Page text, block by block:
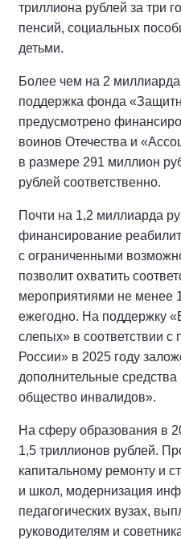
триллиона рублей за три
пенсий, социальных
детьми.
Более чем на 2
поддержка фонда
предусмотрено
воинов Отечества и
в размере 291 миллион
рублей соответственно.
Почти на 1,2 миллиарда
финансирование
с ограниченными
позволит охватить
мероприятиями не менее
ежегодно. На поддержку
слепых» в соответствии
России» в 2025 году
дополнительные
общество инвалидов».
На сферу образования в
1,5 триллионов рублей.
капитальному ремонту и
и школ, модернизация
педагогических вузах,
руководителям и